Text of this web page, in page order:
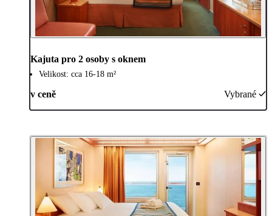
Kajuta pro 2 osoby s oknem
Velikost: cca 16-18 m²
v ceně Vybrané